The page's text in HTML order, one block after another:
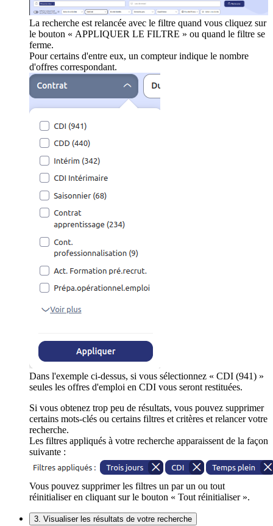
La recherche est relancée avec le filtre quand vous cliquez sur
le bouton « APPLIQUER LE FILTRE » ou quand le filtre se
ferme.
Pour certains d'entre eux, un compteur indique le nombre
d'offres correspondant.
Dans l'exemple ci-dessus, si vous sélectionnez « CDI (941) »
seules les offres d'emploi en CDI vous seront restituées.
Si vous obtenez trop peu de résultats, vous pouvez supprimer
certains mots-clés ou certains filtres et critères et relancer votre
recherche.
Les filtres appliqués à votre recherche apparaissent de la façon
suivante :
Vous pouvez supprimer les filtres un par un ou tout
réinitialiser en cliquant sur le bouton « Tout réinitialiser ».
3. Visualiser les résultats de votre recherche